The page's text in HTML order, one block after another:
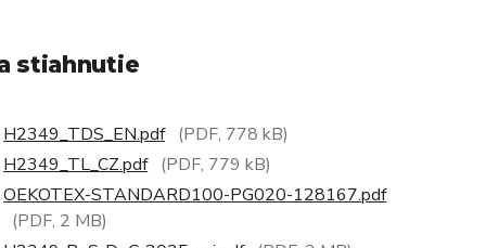
stiahnutie
H2349_TDS_EN.pdf (PDF, 778 kB)
H2349_TL_CZ.pdf (PDF, 779 kB)
OEKOTEX-STANDARD100-PG020-128167.pdf
(PDF, 2 MB)